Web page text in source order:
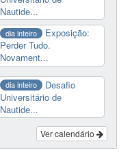
Nautide...
dia inteiro
Exposição:
Perder Tudo.
Novament...
dia inteiro
Desafio
Universitário de
Nautide...
Ver calendário